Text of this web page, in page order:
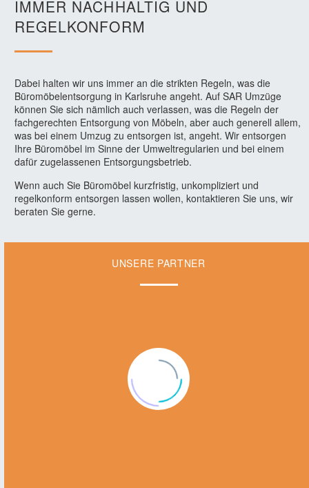
IMMER NACHHALTIG UND
REGELKONFORM
Dabei halten wir uns immer an die strikten Regeln, was die
Büromöbelentsorgung in Karlsruhe angeht. Auf SAR Umzüge
können Sie sich nämlich auch verlassen, was die Regeln der
fachgerechten Entsorgung von Möbeln, aber auch generell allem,
was bei einem Umzug zu entsorgen ist, angeht. Wir entsorgen
Ihre Büromöbel im Sinne der Umweltregularien und bei einem
dafür zugelassenen Entsorgungsbetrieb.
Wenn auch Sie Büromöbel kurzfristig, unkompliziert und
regelkonform entsorgen lassen wollen, kontaktieren Sie uns, wir
beraten Sie gerne.
UNSERE PARTNER